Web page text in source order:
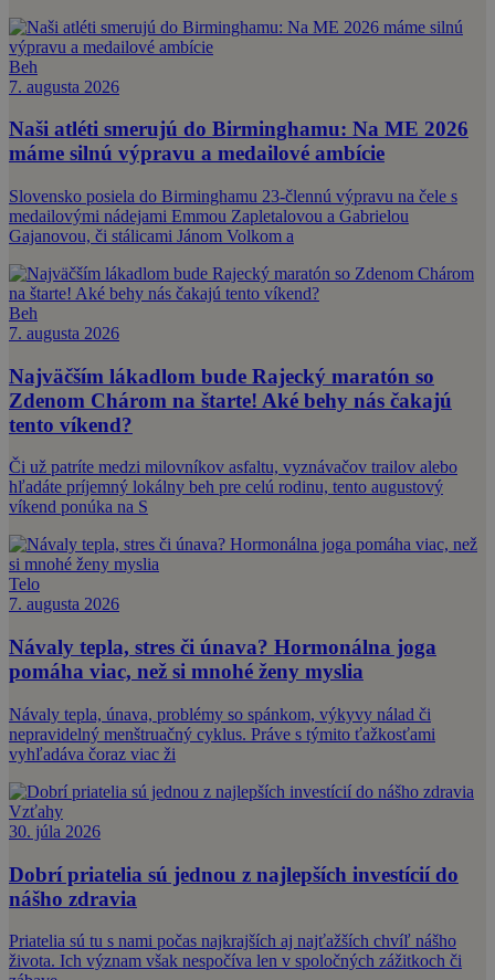
Beh
7. augusta 2026
Naši atléti smerujú do Birminghamu: Na ME 2026
máme silnú výpravu a medailové ambície
Slovensko posiela do Birminghamu 23-člennú výpravu na čele s
medailovými nádejami Emmou Zapletalovou a Gabrielou
Gajanovou, či stálicami Jánom Volkom a
Beh
7. augusta 2026
Najväčším lákadlom bude Rajecký maratón so
Zdenom Chárom na štarte! Aké behy nás čakajú
tento víkend?
Či už patríte medzi milovníkov asfaltu, vyznávačov trailov alebo
hľadáte príjemný lokálny beh pre celú rodinu, tento augustový
víkend ponúka na S
Telo
7. augusta 2026
Návaly tepla, stres či únava? Hormonálna joga
pomáha viac, než si mnohé ženy myslia
Návaly tepla, únava, problémy so spánkom, výkyvy nálad či
nepravidelný menštruačný cyklus. Práve s týmito ťažkosťami
vyhľadáva čoraz viac ži
Vzťahy
30. júla 2026
Dobrí priatelia sú jednou z najlepších investícií do
nášho zdravia
Priatelia sú tu s nami počas najkrajších aj najťažších chvíľ nášho
života. Ich význam však nespočíva len v spoločných zážitkoch či